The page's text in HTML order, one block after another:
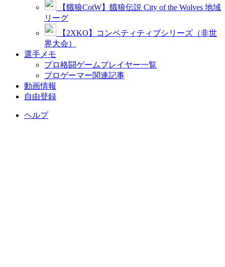
【餓狼CotW】餓狼伝説 City of the Wolves 地域
リーグ
【2XKO】コンペティティブシリーズ（非世
界大会）
選手メモ
プロ格闘ゲームプレイヤー一覧
プロゲーマー関連記事
動画情報
自由登録
ヘルプ